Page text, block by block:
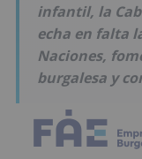
infantil, la
echa en falta
Naciones,
burgalesa y